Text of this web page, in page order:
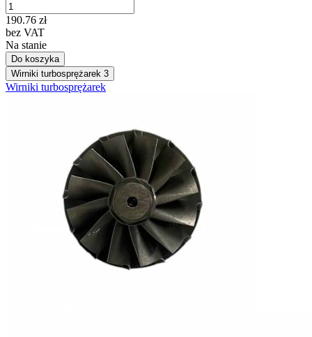
190.76 zł
bez VAT
Na stanie
Do koszyka
Wirniki turbosprężarek 3
Wirniki turbosprężarek